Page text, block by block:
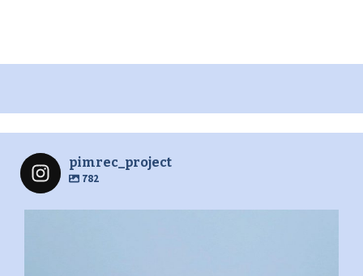
pimrec_project
782